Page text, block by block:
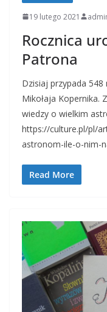
19 lutego 2021
Rocznica
Patrona
Dzisiaj przypada
Mikołaja Kopernika.
wiedzy o wielkim
https://culture.pl/pl/
astronom-ile-o-nim-
Read More